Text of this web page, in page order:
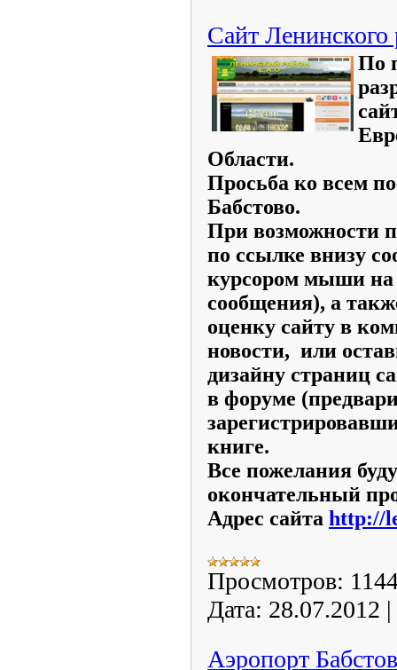
Сайт Ленинского
По
Области.
Просьба ко всем
Бабстово.
При возможности
по ссылке внизу
курсором мыши на
сообщения), а
оценку сайту в
новости, или
дизайну страниц
в форуме
книге.
Все пожелания
окончательный
Адрес сайта http://
Просмотров:
Дата: 28.07.2012 |
Аэропорт